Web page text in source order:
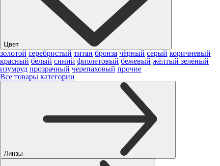
Цвет
золотой серебристый титан бронза чёрный серый коричневый
красный белый синий фиолетовый бежевый жёлтый зелёный
изумруд прозрачный черепаховый прочие
Все товары категории
Линзы